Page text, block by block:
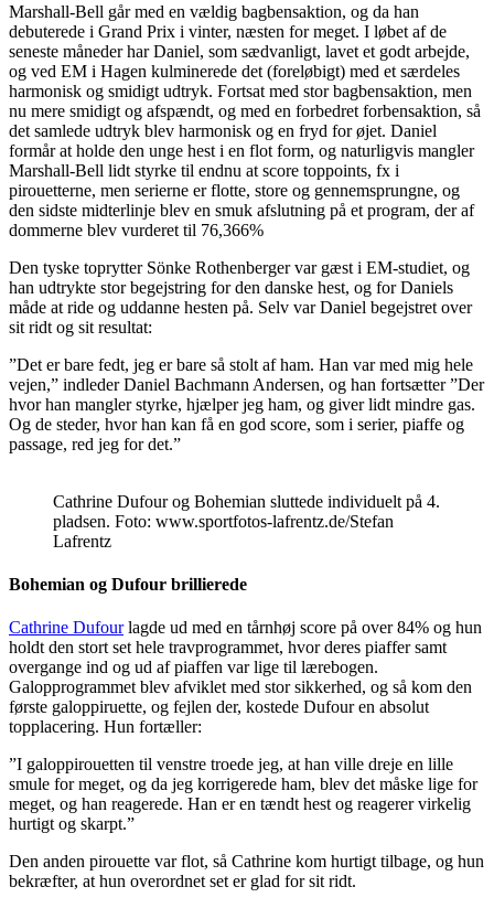
Marshall-Bell går med en vældig bagbensaktion, og da han
debuterede i Grand Prix i vinter, næsten for meget. I løbet af de
seneste måneder har Daniel, som sædvanligt, lavet et godt arbejde,
og ved EM i Hagen kulminerede det (foreløbigt) med et særdeles
harmonisk og smidigt udtryk. Fortsat med stor bagbensaktion, men
nu mere smidigt og afspændt, og med en forbedret forbensaktion, så
det samlede udtryk blev harmonisk og en fryd for øjet. Daniel
formår at holde den unge hest i en flot form, og naturligvis mangler
Marshall-Bell lidt styrke til endnu at score toppoints, fx i
pirouetterne, men serierne er flotte, store og gennemsprungne, og
den sidste midterlinje blev en smuk afslutning på et program, der af
dommerne blev vurderet til 76,366%
Den tyske toprytter Sönke Rothenberger var gæst i EM-studiet, og
han udtrykte stor begejstring for den danske hest, og for Daniels
måde at ride og uddanne hesten på. Selv var Daniel begejstret over
sit ridt og sit resultat:
”Det er bare fedt, jeg er bare så stolt af ham. Han var med mig hele
vejen,” indleder Daniel Bachmann Andersen, og han fortsætter ”Der
hvor han mangler styrke, hjælper jeg ham, og giver lidt mindre gas.
Og de steder, hvor han kan få en god score, som i serier, piaffe og
passage, red jeg for det.”
Cathrine Dufour og Bohemian sluttede individuelt på 4.
pladsen. Foto: www.sportfotos-lafrentz.de/Stefan
Lafrentz
Bohemian og Dufour brillierede
Cathrine Dufourlagde ud med en tårnhøj score på over 84% og hun
holdt den stort set hele travprogrammet, hvor deres piaffer samt
overgange ind og ud af piaffen var lige til lærebogen.
Galopprogrammet blev afviklet med stor sikkerhed, og så kom den
første galoppiruette, og fejlen der, kostede Dufour en absolut
topplacering. Hun fortæller:
”I galoppirouetten til venstre troede jeg, at han ville dreje en lille
smule for meget, og da jeg korrigerede ham, blev det måske lige for
meget, og han reagerede. Han er en tændt hest og reagerer virkelig
hurtigt og skarpt.”
Den anden pirouette var flot, så Cathrine kom hurtigt tilbage, og hun
bekræfter, at hun overordnet set er glad for sit ridt.